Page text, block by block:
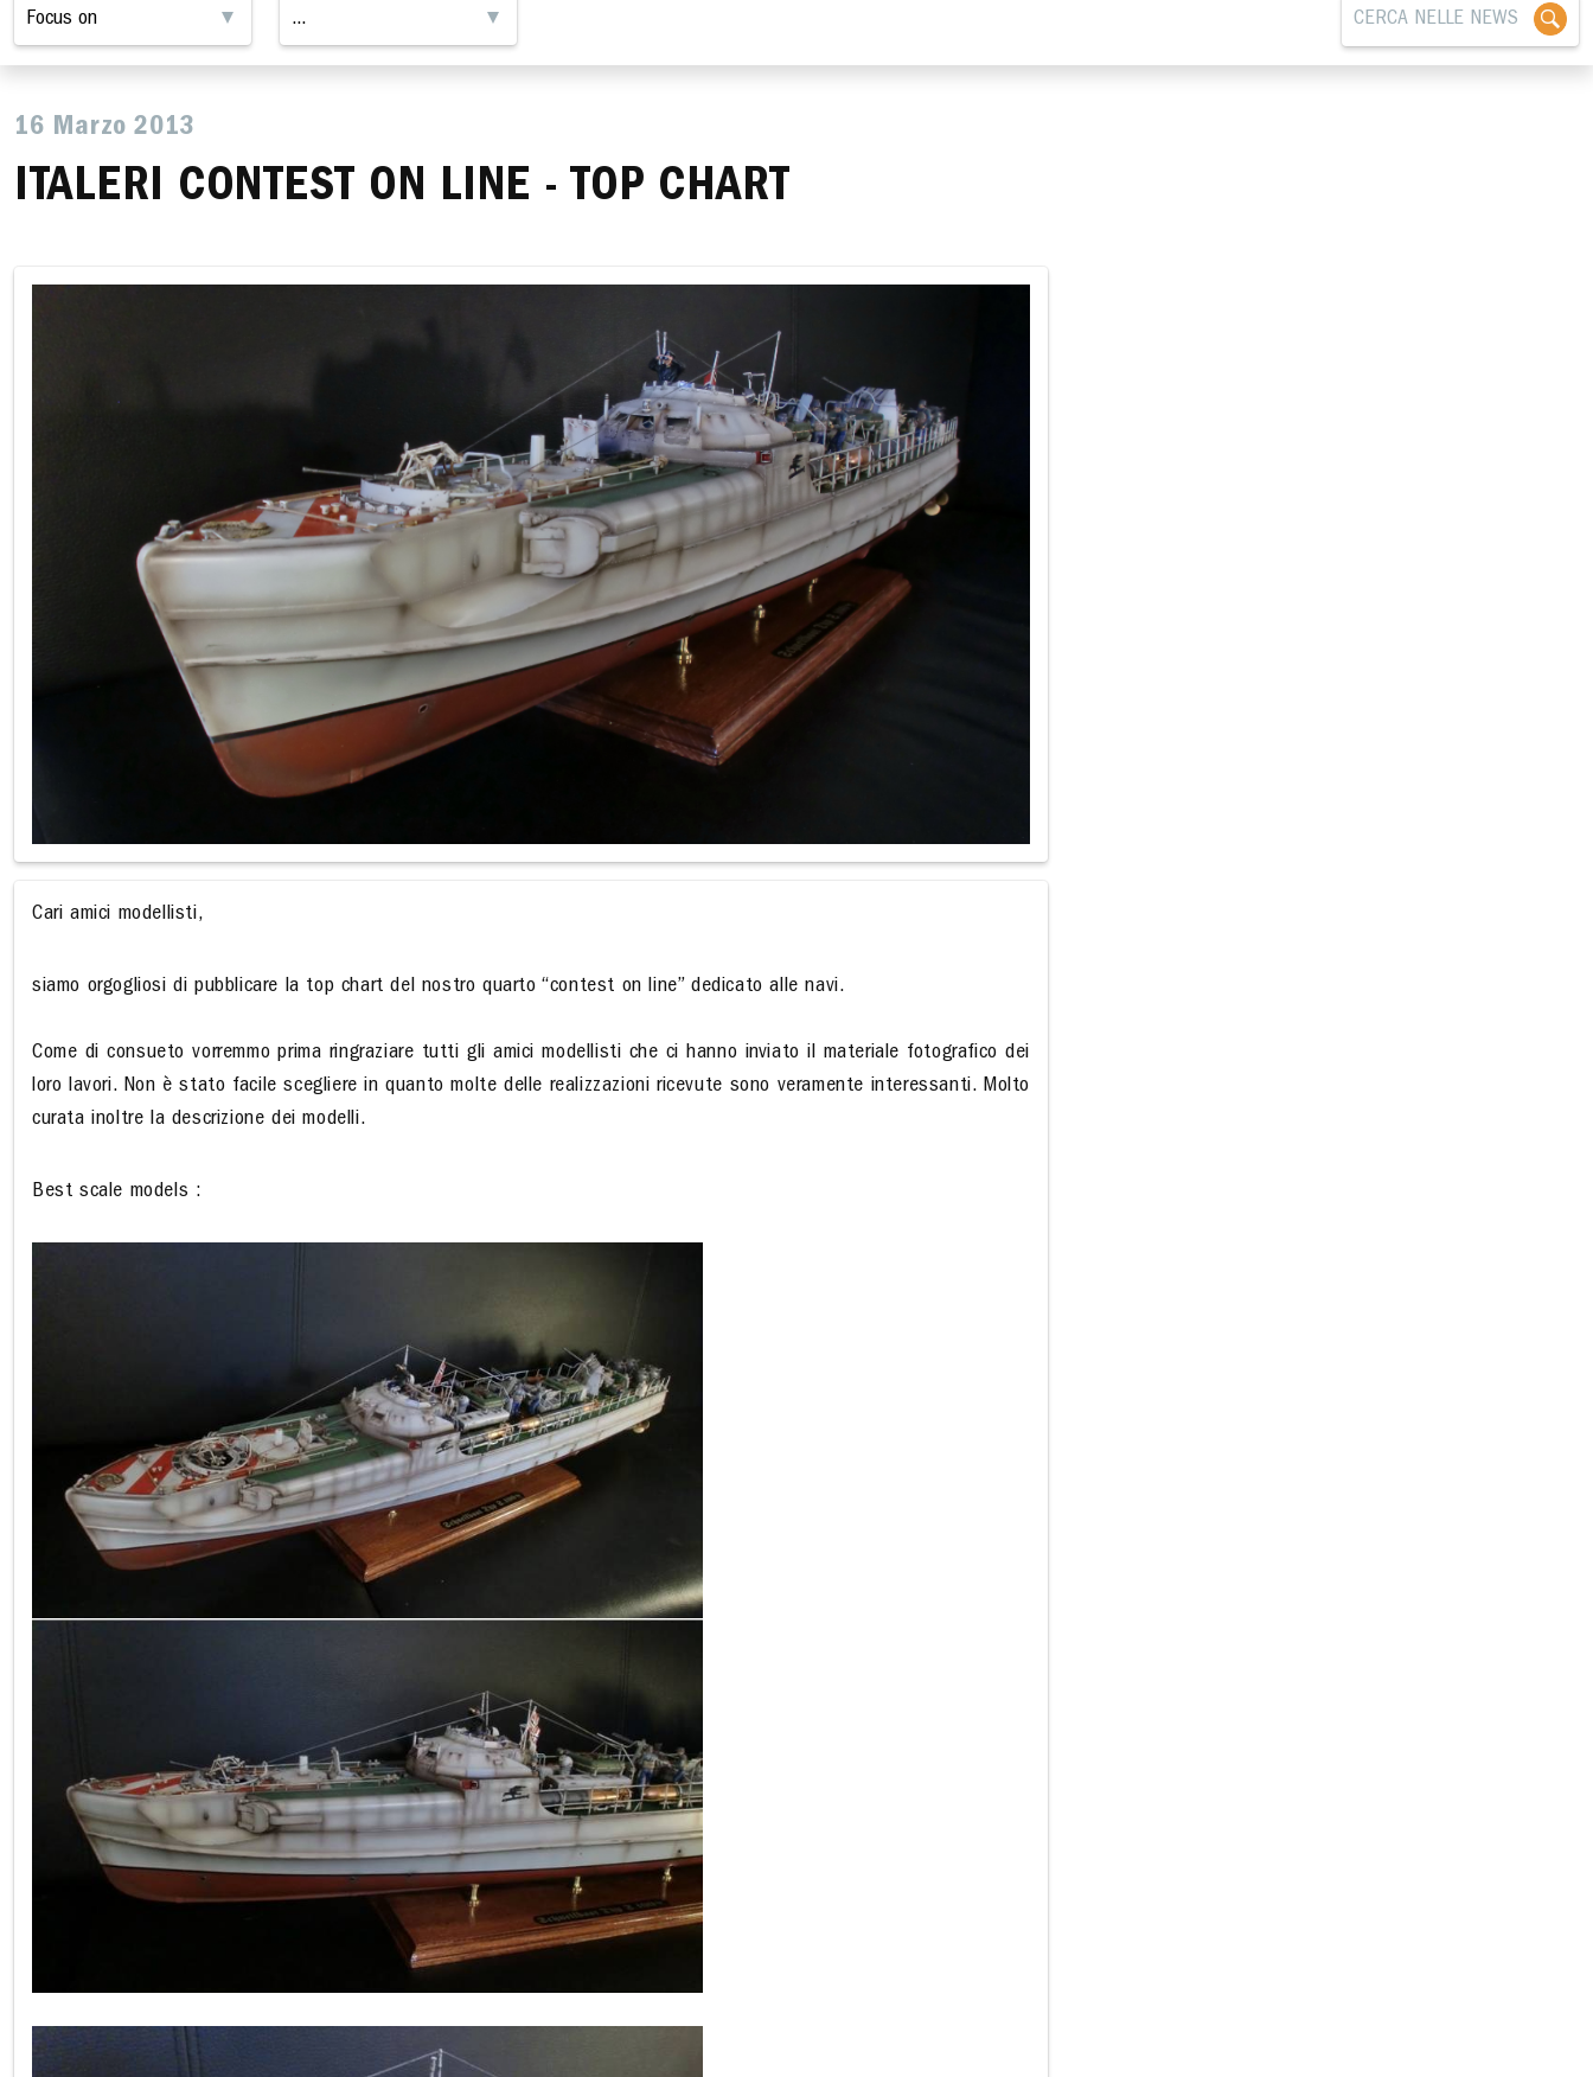
16 Marzo 2013
ITALERI CONTEST ON LINE - TOP CHART
Cari amici modellisti,
siamo orgogliosi di pubblicare la top chart del nostro quarto “contest on line” dedicato alle navi.
Come di consueto vorremmo prima ringraziare tutti gli amici modellisti che ci hanno inviato il materiale fotografico dei
loro lavori. Non è stato facile scegliere in quanto molte delle realizzazioni ricevute sono veramente interessanti. Molto
curata inoltre la descrizione dei modelli.
Best scale models :